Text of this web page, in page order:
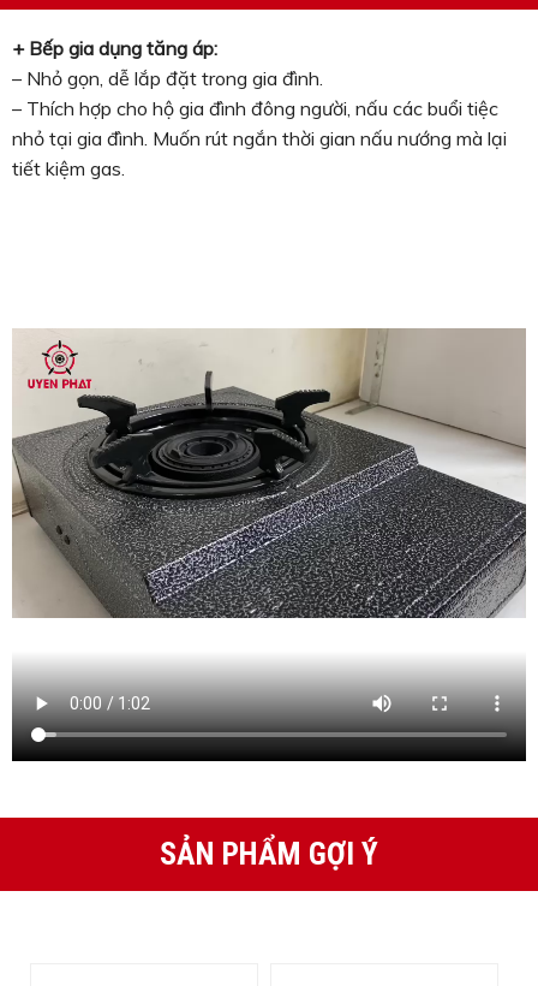
+ Bếp gia dụng tăng áp:
– Nhỏ gọn, dễ lắp đặt trong gia đình.
– Thích hợp cho hộ gia đình đông người, nấu các buổi tiệc
nhỏ tại gia đình. Muốn rút ngắn thời gian nấu nướng mà lại
tiết kiệm gas.
SẢN PHẨM GỢI Ý